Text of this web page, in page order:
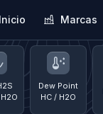
Inicio Marcas
Dew Point
HC / H2O